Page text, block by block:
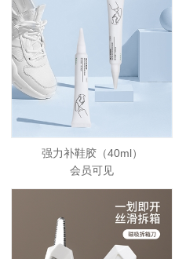
强力补鞋胶（40ml）
会员可见